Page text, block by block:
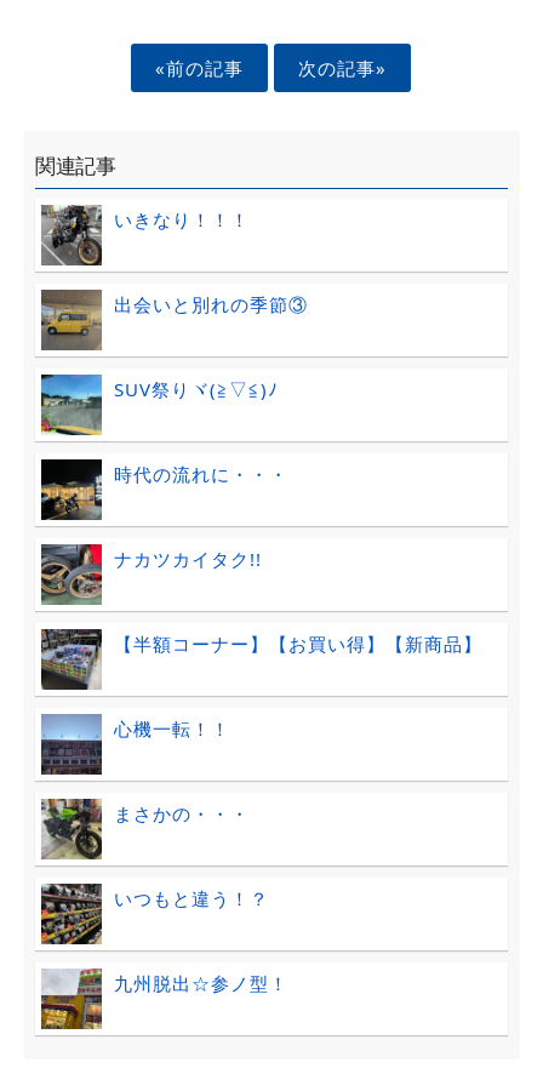
«前の記事 次の記事»
関連記事
いきなり！！！
出会いと別れの季節③
SUV祭りヾ(≧▽≦)ﾉ
時代の流れに・・・
ナカツカイタク!!
【半額コーナー】【お買い得】【新商品】
心機一転！！
まさかの・・・
いつもと違う！？
九州脱出☆参ノ型！